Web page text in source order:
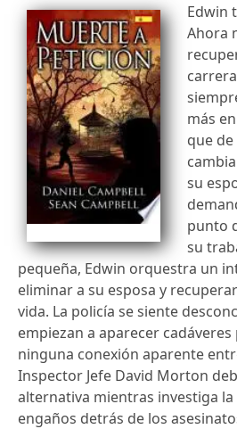
Edwin
Ahora
más
que
su
punto
su
pequeña, Edwin orquestra un
eliminar a su esposa y
vida. La policía se siente
empiezan a aparecer
ninguna conexión aparente
Inspector Jefe David Morton
alternativa mientras investiga
engaños detrás de los